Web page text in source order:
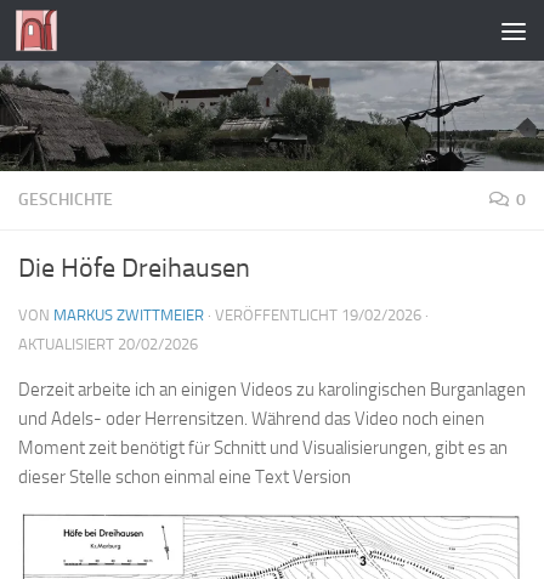
Zum Inhalt springen
GESCHICHTE 0
Die Höfe Dreihausen
VON MARKUS ZWITTMEIER · VERÖFFENTLICHT 19/02/2026 ·
AKTUALISIERT 20/02/2026
Derzeit arbeite ich an einigen Videos zu karolingischen Burganlagen
und Adels- oder Herrensitzen. Während das Video noch einen
Moment zeit benötigt für Schnitt und Visualisierungen, gibt es an
dieser Stelle schon einmal eine Text Version